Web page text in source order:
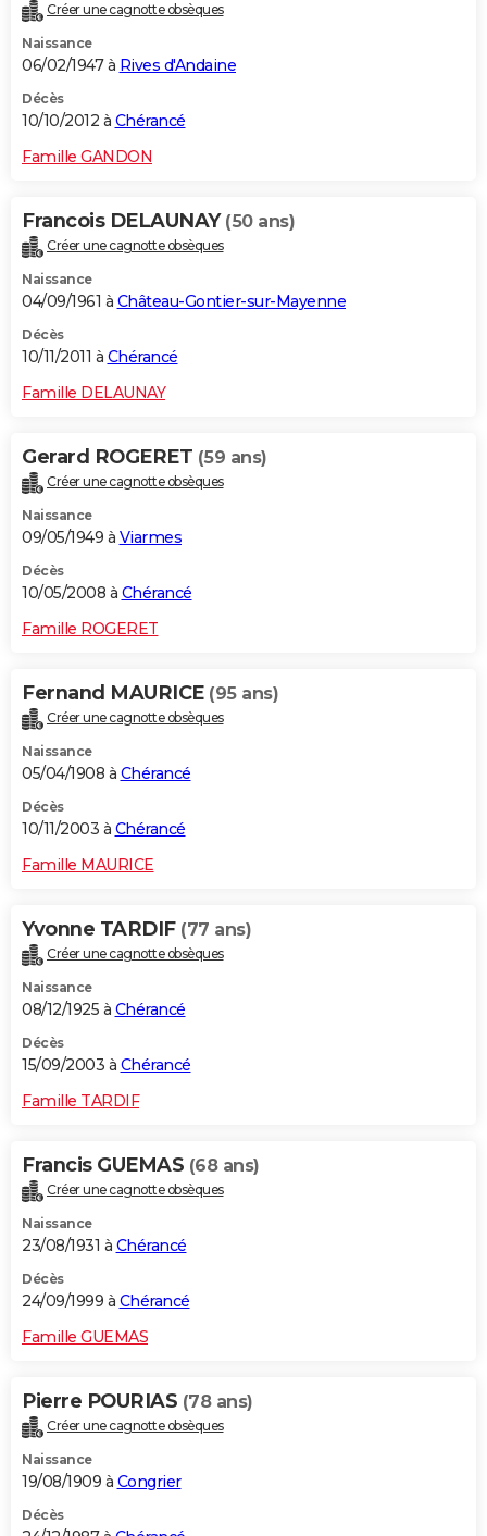
Créer une cagnotte obsèques
Naissance
06/02/1947 à Rives d'Andaine
Décès
10/10/2012 à Chérancé
Famille GANDON
Francois DELAUNAY (50 ans)
Créer une cagnotte obsèques
Naissance
04/09/1961 à Château-Gontier-sur-Mayenne
Décès
10/11/2011 à Chérancé
Famille DELAUNAY
Gerard ROGERET (59 ans)
Créer une cagnotte obsèques
Naissance
09/05/1949 à Viarmes
Décès
10/05/2008 à Chérancé
Famille ROGERET
Fernand MAURICE (95 ans)
Créer une cagnotte obsèques
Naissance
05/04/1908 à Chérancé
Décès
10/11/2003 à Chérancé
Famille MAURICE
Yvonne TARDIF (77 ans)
Créer une cagnotte obsèques
Naissance
08/12/1925 à Chérancé
Décès
15/09/2003 à Chérancé
Famille TARDIF
Francis GUEMAS (68 ans)
Créer une cagnotte obsèques
Naissance
23/08/1931 à Chérancé
Décès
24/09/1999 à Chérancé
Famille GUEMAS
Pierre POURIAS (78 ans)
Créer une cagnotte obsèques
Naissance
19/08/1909 à Congrier
Décès